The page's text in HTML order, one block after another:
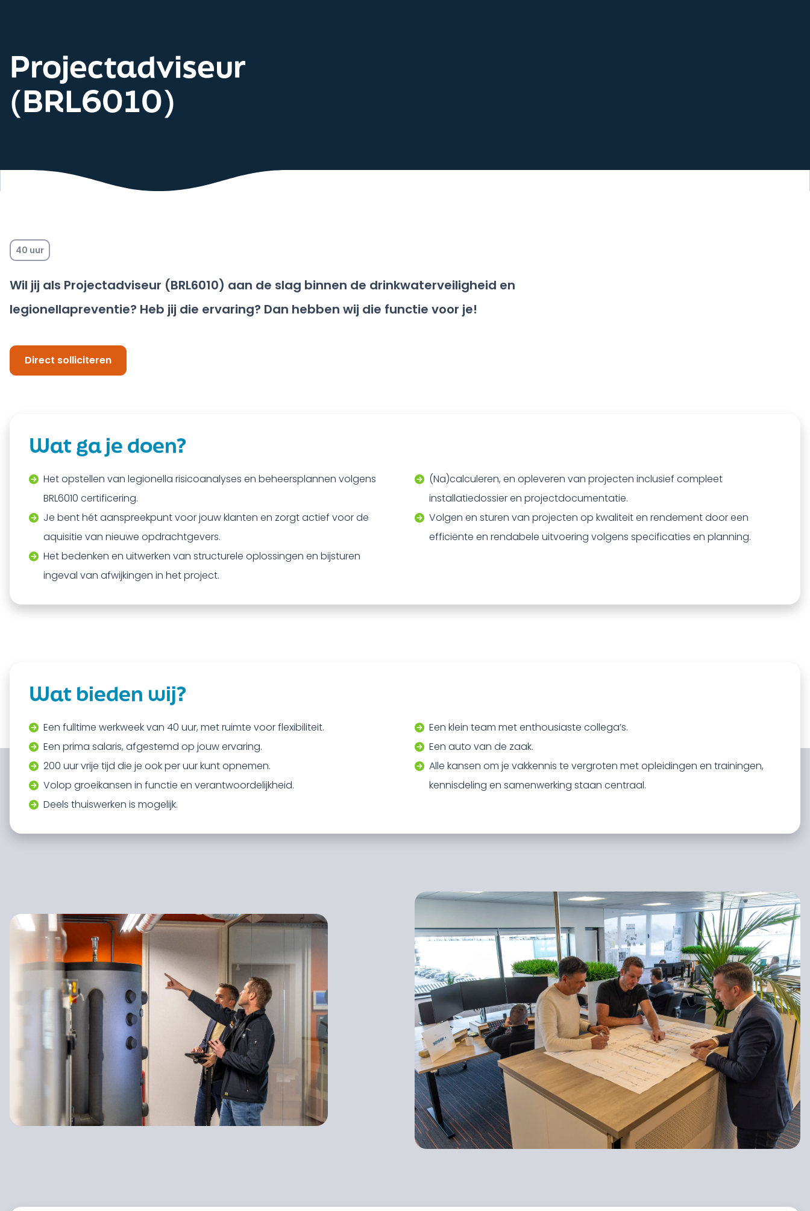
Projectadviseur
(BRL6010)
40 uur
Wil jij als Projectadviseur (BRL6010) aan de slag binnen de drinkwaterveiligheid en
legionellapreventie? Heb jij die ervaring? Dan hebben wij die functie voor je!
Direct solliciteren
Wat ga je doen?
Het opstellen van legionella risicoanalyses en beheersplannen volgens
BRL6010 certificering.
Je bent hét aanspreekpunt voor jouw klanten en zorgt actief voor de
aquisitie van nieuwe opdrachtgevers.
Het bedenken en uitwerken van structurele oplossingen en bijsturen
ingeval van afwijkingen in het project.
(Na)calculeren, en opleveren van projecten inclusief compleet
installatiedossier en projectdocumentatie.
Volgen en sturen van projecten op kwaliteit en rendement door een
efficiënte en rendabele uitvoering volgens specificaties en planning.
Wat bieden wij?
Een fulltime werkweek van 40 uur, met ruimte voor flexibiliteit.
Een prima salaris, afgestemd op jouw ervaring.
200 uur vrije tijd die je ook per uur kunt opnemen.
Volop groeikansen in functie en verantwoordelijkheid.
Deels thuiswerken is mogelijk.
Een klein team met enthousiaste collega’s.
Een auto van de zaak.
Alle kansen om je vakkennis te vergroten met opleidingen en trainingen,
kennisdeling en samenwerking staan centraal.